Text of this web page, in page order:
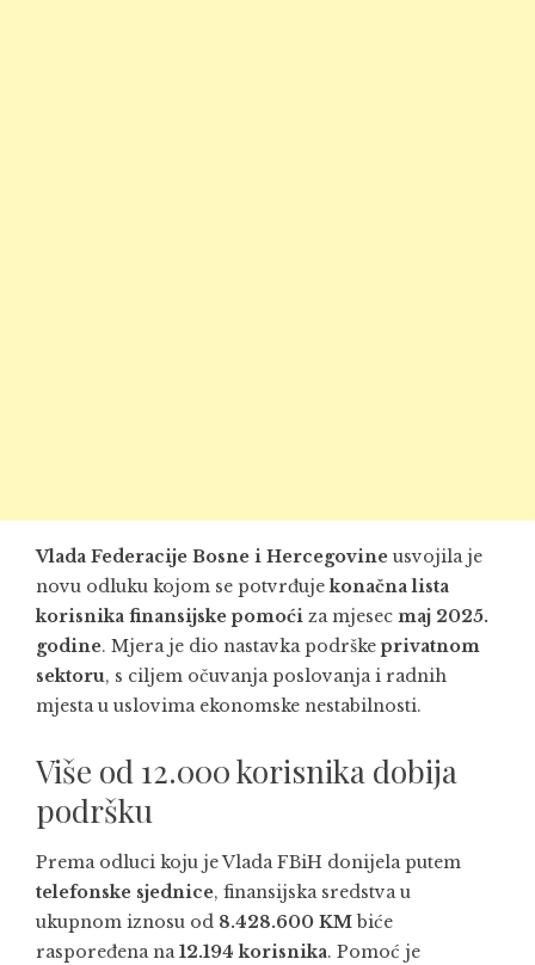
Vlada Federacije Bosne i Hercegovine usvojila je
novu odluku kojom se potvrđujekonačna lista
korisnika finansijske pomoći za mjesec maj 2025.
godine. Mjera je dio nastavka podrške privatnom
sektoru, s ciljem očuvanja poslovanja i radnih
mjesta u uslovima ekonomske nestabilnosti.
Više od 12.000 korisnika dobija
podršku
Prema odluci koju je Vlada FBiH donijela putem
telefonske sjednice, finansijska sredstva u
ukupnom iznosu od 8.428.600 KMbiće
raspoređena na12.194 korisnika. Pomoć je